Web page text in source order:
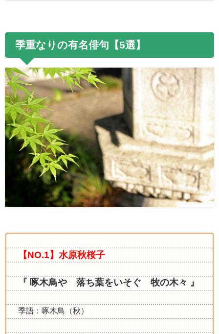
季重なりの有名俳句【5選】
【NO.1】水原秋桜子
『 啄木鳥や 落ち葉をいそぐ 牧の木々 』
季語：啄木鳥（秋）